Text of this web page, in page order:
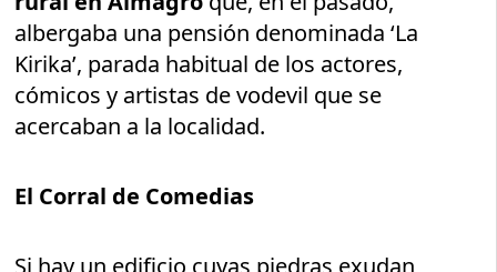
albergaba una pensión denominada ‘La
Kirika’, parada habitual de los actores,
cómicos y artistas de vodevil que se
acercaban a la localidad.
El Corral de Comedias